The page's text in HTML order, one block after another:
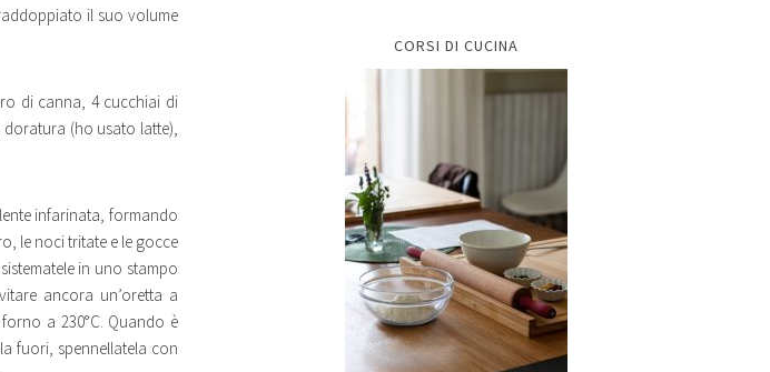
il suo volume
di canna, 4 cucchiai di
(ho usato latte),
infarinata, formando
le noci tritate e le gocce
in uno stampo
ancora un’oretta a
a 230°C. Quando è
fuori, spennellatela con
CORSI DI CUCINA